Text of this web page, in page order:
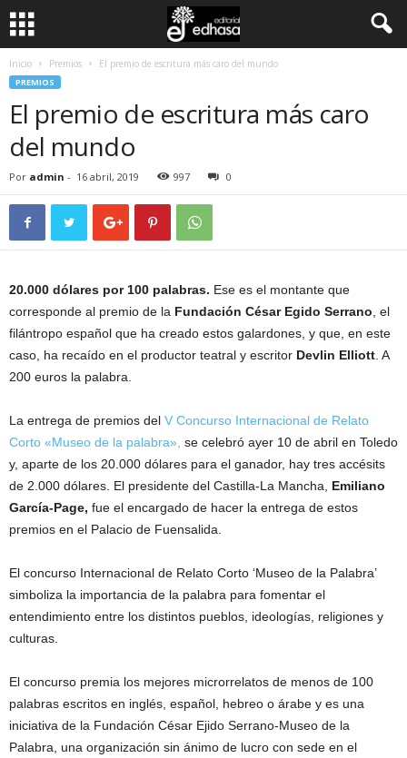
Inicio Premios El premio de escritura más caro del mundo
PREMIOS
El premio de escritura más caro
del mundo
Por admin - 16 abril, 2019 997 0
20.000 dólares por 100 palabras. Ese es el montante que
corresponde al premio de la Fundación César Egido Serrano , el
filántropo español que ha creado estos galardones, y que, en este
caso, ha recaído en el productor teatral y escritor Devlin Elliott . A
200 euros la palabra.
La entrega de premios del V Concurso Internacional de Relato
Corto «Museo de la palabra», se celebró ayer 10 de abril en Toledo
y, aparte de los 20.000 dólares para el ganador, hay tres accésits
de 2.000 dólares. El presidente del Castilla-La Mancha, Emiliano
García-Page, fue el encargado de hacer la entrega de estos
premios en el Palacio de Fuensalida.
El concurso Internacional de Relato Corto ‘Museo de la Palabra’
simboliza la importancia de la palabra para fomentar el
entendimiento entre los distintos pueblos, ideologías, religiones y
culturas.
El concurso premia los mejores microrrelatos de menos de 100
palabras escritos en inglés, español, hebreo o árabe y es una
iniciativa de la Fundación César Ejido Serrano-Museo de la
Palabra, una organización sin ánimo de lucro con sede en el